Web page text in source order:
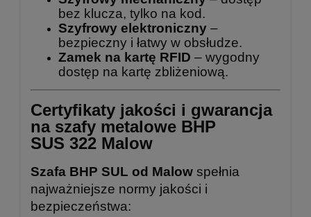
bez klucza, tylko na kod.
Szyfrowy elektroniczny –
bezpieczny i łatwy w obsłudze.
Zamek na kartę RFID – wygodny
dostęp na kartę zbliżeniową.
Certyfikaty jakości i gwarancja
na szafy metalowe BHP
SUS 322 Malow
Szafa BHP SUL od Malow spełnia
najważniejsze normy jakości i
bezpieczeństwa: